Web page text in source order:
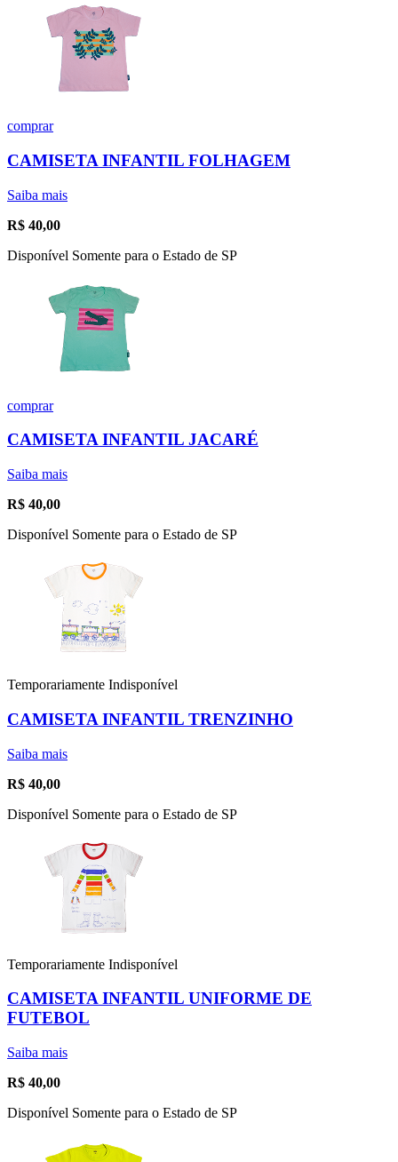
comprar
CAMISETA INFANTIL FOLHAGEM
Saiba mais
R$ 40,00
Disponível Somente para o Estado de SP
comprar
CAMISETA INFANTIL JACARÉ
Saiba mais
R$ 40,00
Disponível Somente para o Estado de SP
Temporariamente Indisponível
CAMISETA INFANTIL TRENZINHO
Saiba mais
R$ 40,00
Disponível Somente para o Estado de SP
Temporariamente Indisponível
CAMISETA INFANTIL UNIFORME DE
FUTEBOL
Saiba mais
R$ 40,00
Disponível Somente para o Estado de SP